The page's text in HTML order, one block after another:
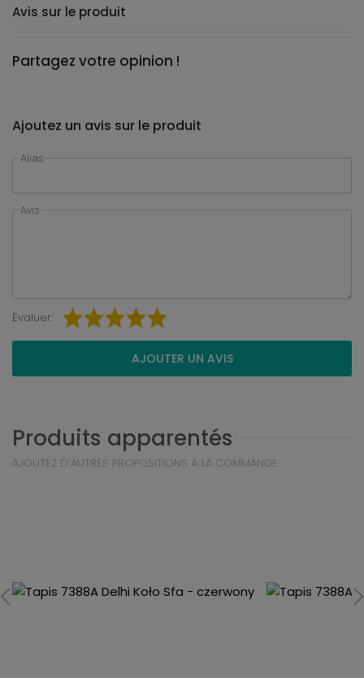
Avis sur le produit
Partagez votre opinion !
Ajoutez un avis sur le produit
Alias
Avis
Évaluer:
AJOUTER UN AVIS
Produits apparentés
AJOUTEZ D’AUTRES PROPOSITIONS À LA COMMANDE